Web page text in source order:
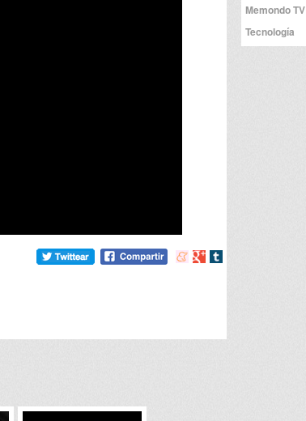
Compartir
Compartir
Compartir
Memondo TV
Tecnología